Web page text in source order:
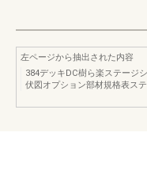
左ページから抽出された内容
384デッキDC樹ら楽ステージ
伏図オプション部材規格表ス